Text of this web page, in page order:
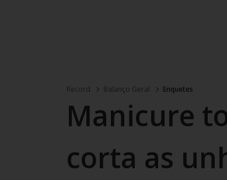
Record Balanço Geral Enquetes
Manicure
corta as